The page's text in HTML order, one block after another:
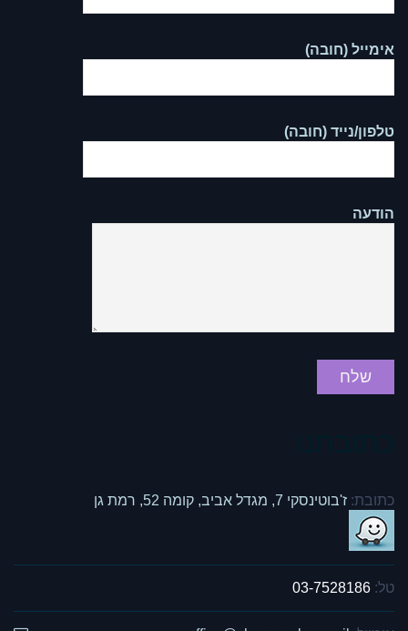
אימייל (חובה)
טלפון/נייד (חובה)
הודעה
כתובת: ז'בוטינסקי 7, מגדל אביב, קומה 52, רמת גן
טל: 03-7528186